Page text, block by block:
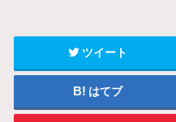
ツイート
はてブ